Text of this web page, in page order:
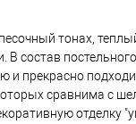
тонах,
В состав
и прекрасно
сравнима с
отделку